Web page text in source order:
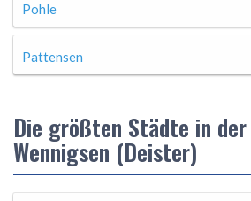
Pohle
Pattensen
Die größten Städte in der
Wennigsen (Deister)